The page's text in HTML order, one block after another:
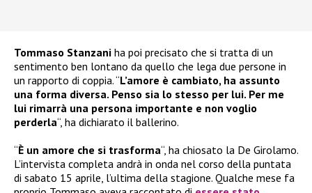
Tommaso Stanzani ha poi precisato che si tratta di un
sentimento ben lontano da quello che lega due persone in
un rapporto di coppia. “L’amore è cambiato, ha assunto
una forma diversa. Penso sia lo stesso per lui. Per me
lui rimarrà una persona importante e non voglio
perderla“, ha dichiarato il ballerino.
“È un amore che si trasforma“, ha chiosato la De Girolamo.
L’intervista completa andrà in onda nel corso della puntata
di sabato 15 aprile, l’ultima della stagione. Qualche mese fa